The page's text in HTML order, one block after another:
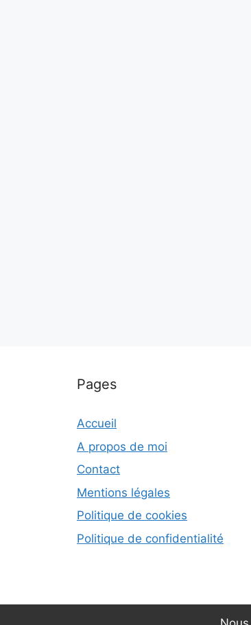
Pages
Accueil
A propos de moi
Contact
Mentions légales
Politique de cookies
Politique de confidentialité